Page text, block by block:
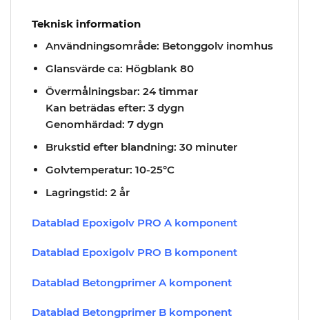
Teknisk information
Användningsområde: Betonggolv inomhus
Glansvärde ca: Högblank 80
Övermålningsbar: 24 timmar
Kan beträdas efter: 3 dygn
Genomhärdad: 7 dygn
Brukstid efter blandning: 30 minuter
Golvtemperatur: 10-25°C
Lagringstid: 2 år
Datablad Epoxigolv PRO A komponent
Datablad Epoxigolv PRO B komponent
Datablad Betongprimer A komponent
Datablad Betongprimer B komponent